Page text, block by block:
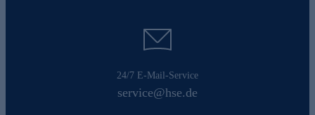
24/7 E-Mail-Service
service@hse.de